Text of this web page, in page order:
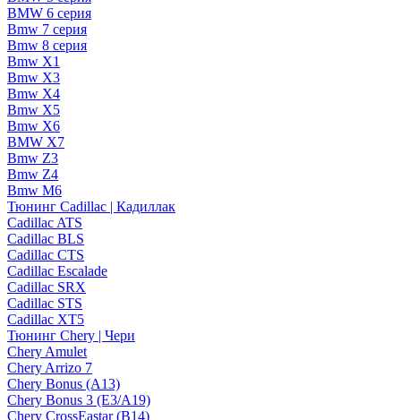
BMW 6 серия
Bmw 7 серия
Bmw 8 серия
Bmw X1
Bmw X3
Bmw X4
Bmw X5
Bmw X6
BMW X7
Bmw Z3
Bmw Z4
Bmw М6
Тюнинг Cadillac | Кадиллак
Cadillac ATS
Cadillac BLS
Cadillac CTS
Cadillac Escalade
Cadillac SRX
Cadillac STS
Cadillac XT5
Тюнинг Chery | Чери
Chery Amulet
Chery Arrizo 7
Chery Bonus (A13)
Chery Bonus 3 (E3/A19)
Chery CrossEastar (B14)